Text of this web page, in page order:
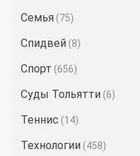
Семья (75)
Спидвей (8)
Спорт (656)
Суды Тольятти (6)
Теннис (14)
Технологии (458)